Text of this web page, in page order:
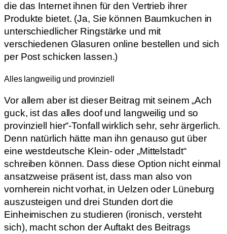
die das Internet ihnen für den Vertrieb ihrer
Produkte bietet. (Ja, Sie können Baumkuchen in
unterschiedlicher Ringstärke und mit
verschiedenen Glasuren online bestellen und sich
per Post schicken lassen.)
Alles langweilig und provinziell
Vor allem aber ist dieser Beitrag mit seinem „Ach
guck, ist das alles doof und langweilig und so
provinziell hier“-Tonfall wirklich sehr, sehr ärgerlich.
Denn natürlich hätte man ihn genauso gut über
eine westdeutsche Klein- oder „Mittelstadt“
schreiben können. Dass diese Option nicht einmal
ansatzweise präsent ist, dass man also von
vornherein nicht vorhat, in Uelzen oder Lüneburg
auszusteigen und drei Stunden dort die
Einheimischen zu studieren (ironisch, versteht
sich), macht schon der Auftakt des Beitrags